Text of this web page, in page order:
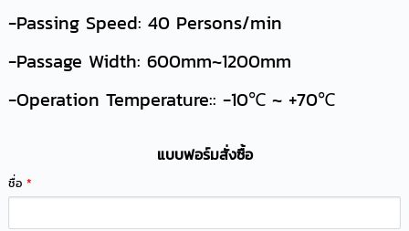
-Passing Speed: 40 Persons/min
-Passage Width: 600mm~1200mm
-Operation Temperature:: -10℃ ~ +70℃
แบบฟอร์มสั่งซื้อ
ชื่อ*